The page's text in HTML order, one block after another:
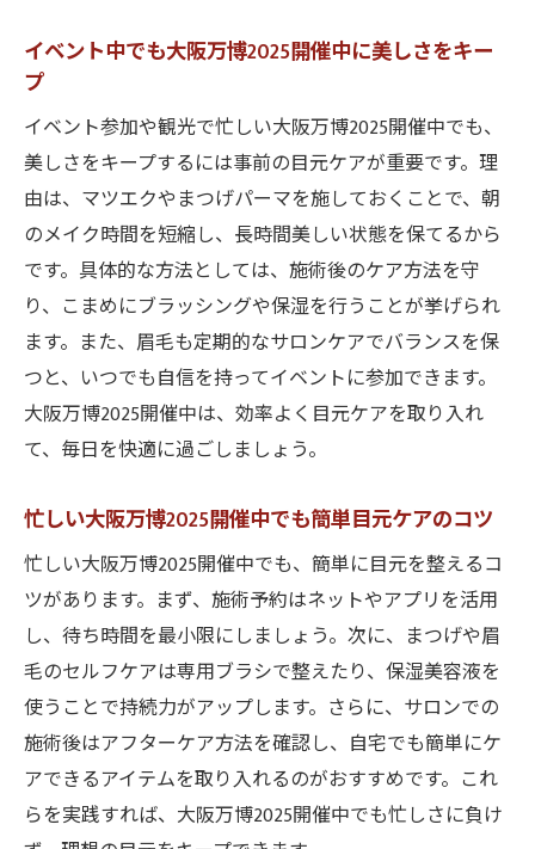
立する秘訣
計画
大阪万博2025開催中は時短美容で充実した
一日を
イベント参加者向け大阪万博2025開催中の
美容スケジュール
大阪万博2025開催中の合間に気軽にできる
ケア方法
トレンド感満載の目元メイクを玉造で実現
大阪万博2025開催中に玉造で叶う旬の目元
大阪万博2025開催中の最新アイメイクトレ
ンド紹介
玉造で大阪万博2025開催中に映える目元を
つくる方法
大阪万博2025開催中のイベントに合う目元
アレンジ
大阪万博2025開催中は手軽にトレンドを取
り入れよう
イベント中でも大阪万博2025開催中に美しさをキー
プ
イベント参加や観光で忙しい大阪万博2025開催中でも、
美しさをキープするには事前の目元ケアが重要です。理
由は、マツエクやまつげパーマを施しておくことで、朝
のメイク時間を短縮し、長時間美しい状態を保てるから
です。具体的な方法としては、施術後のケア方法を守
り、こまめにブラッシングや保湿を行うことが挙げられ
ます。また、眉毛も定期的なサロンケアでバランスを保
つと、いつでも自信を持ってイベントに参加できます。
大阪万博2025開催中は、効率よく目元ケアを取り入れ
て、毎日を快適に過ごしましょう。
忙しい大阪万博2025開催中でも簡単目元ケアのコツ
忙しい大阪万博2025開催中でも、簡単に目元を整えるコ
ツがあります。まず、施術予約はネットやアプリを活用
し、待ち時間を最小限にしましょう。次に、まつげや眉
毛のセルフケアは専用ブラシで整えたり、保湿美容液を
使うことで持続力がアップします。さらに、サロンでの
施術後はアフターケア方法を確認し、自宅でも簡単にケ
アできるアイテムを取り入れるのがおすすめです。これ
らを実践すれば、大阪万博2025開催中でも忙しさに負け